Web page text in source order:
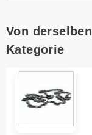
Von
Kategorie